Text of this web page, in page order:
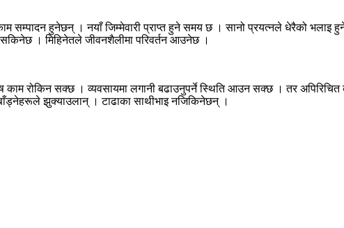
सम्पादन हुनेछन् । नयाँ जिम्मेवारी प्राप्त हुने समय छ । सानो प्रयत्नले धेरैको
सकिनेछ । मिहिनेतले जीवनशैलीमा परिवर्तन आउनेछ ।
काम रोकिन सक्छ । व्यवसायमा लगानी बढाउनुपर्ने स्थिति आउन सक्छ । तर अपिरिचित
झुक्याउलान् । टाढाका साथीभाइ नजिकिनेछन् ।